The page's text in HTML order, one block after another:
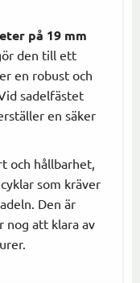
på 19 mm
den till ett
en robust och
sadelfästet
en säker
och hållbarhet,
som kräver
Den är
nog att klara av